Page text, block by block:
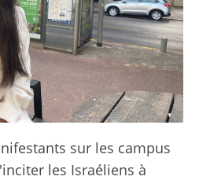
sur les campus
les Israéliens à